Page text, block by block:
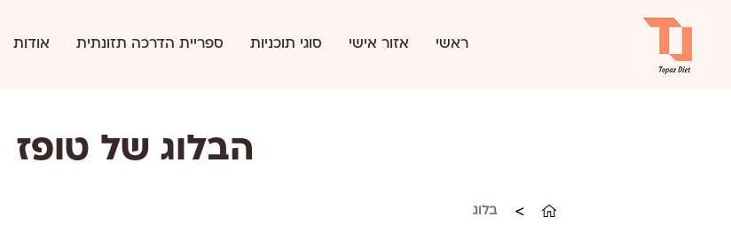
ראשי אזור אישי סוגי תוכניות ספריית הדרכה תזונתית אודות
הבלוג של טופז
> בלוג